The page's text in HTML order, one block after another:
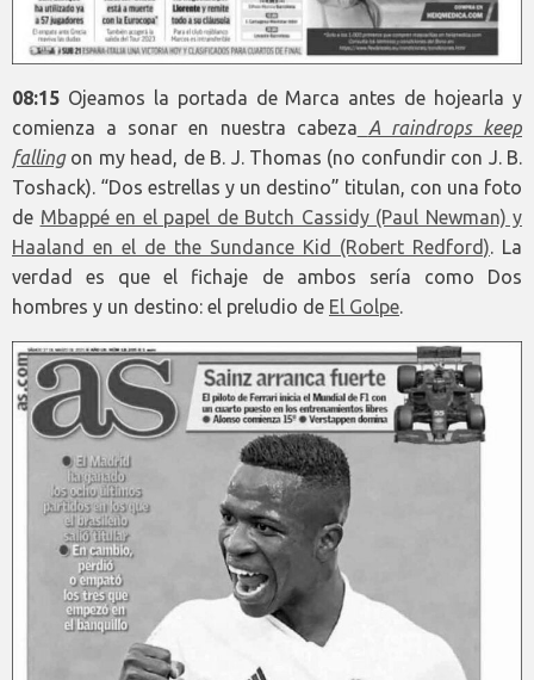
08:15 Ojeamos la portada de Marca antes de hojearla y
comienza a sonar en nuestra cabeza
A raindrops keep
fallingon my head, de B. J. Thomas (no confundir con J. B.
Toshack). “Dos estrellas y un destino” titulan, con una foto
de Mbappé en el papel de Butch Cassidy (Paul Newman) y
Haaland en el de the Sundance Kid (Robert Redford). La
verdad es que el fichaje de ambos sería como Dos
hombres y un destino: el preludio de El Golpe.